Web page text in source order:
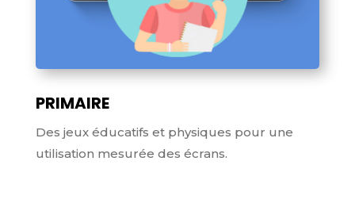
PRIMAIRE
Des jeux éducatifs et physiques pour une
utilisation mesurée des écrans.